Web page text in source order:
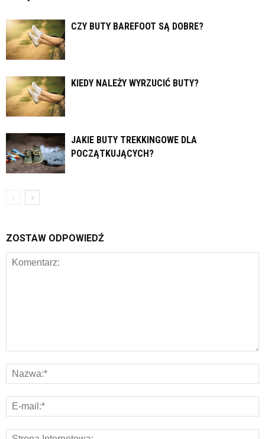
CZY BUTY BAREFOOT SĄ DOBRE?
KIEDY NALEŻY WYRZUCIĆ BUTY?
JAKIE BUTY TREKKINGOWE DLA
POCZĄTKUJĄCYCH?
ZOSTAW ODPOWIEDŹ